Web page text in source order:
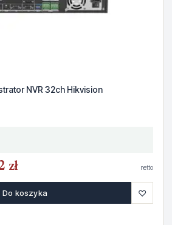
NVR 32ch Hikvision
zł netto
Do koszyka ♡